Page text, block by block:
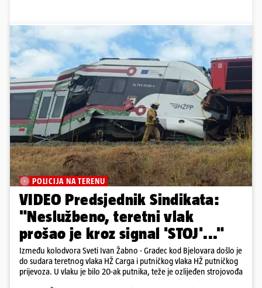
POLICIJA NA TERENU
VIDEO Predsjednik Sindikata:
"Neslužbeno, teretni vlak
prošao je kroz signal 'STOJ'..."
Između kolodvora Sveti Ivan Žabno - Gradec kod Bjelovara došlo je
do sudara teretnog vlaka HŽ Carga i putničkog vlaka HŽ putničkog
prijevoza. U vlaku je bilo 20-ak putnika, teže je ozlijeđen strojovođa